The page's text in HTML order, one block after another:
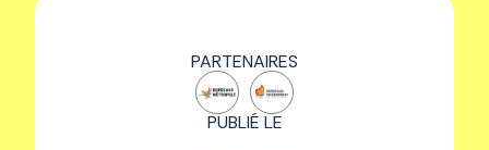
PARTENAIRES
PUBLIÉ LE